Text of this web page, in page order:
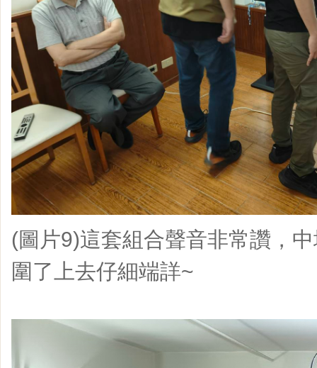
(圖片9)這套組合聲音非常讚，
圍了上去仔細端詳~